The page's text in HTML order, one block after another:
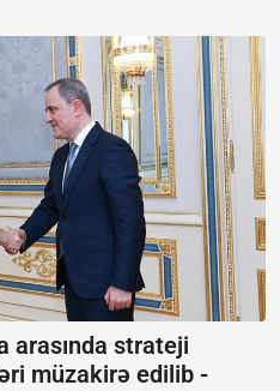
arasında strateji
müzakirə edilib -